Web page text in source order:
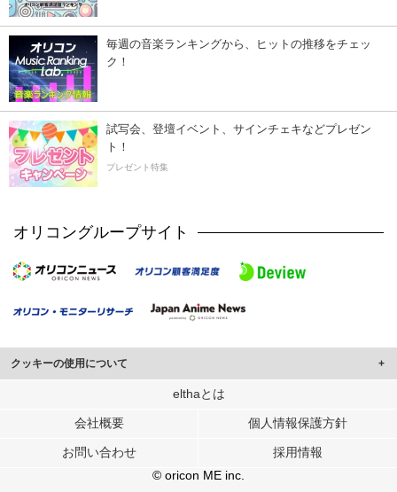
毎週の音楽ランキングから、ヒットの推移をチェッ
ク！
試写会、登壇イベント、サインチェキなどプレゼン
ト！
プレゼント特集
オリコングループサイト
クッキーの使用について
このサイトでは Cookie を使用して、ユーザーに合わせたコンテンツや広告の
行っています。
メディアや広告配信、データ解析の各パートナーに提供しています。
各パートナーは、この情報とユーザーが各パートナーに提供した他の情報や、
ユーザーが各パートナーのサービスを使用したときに収集した他の情報を組み
elthaとは
会社概要 個人情報保護方針
お問い合わせ
採用情報
© oricon ME inc.